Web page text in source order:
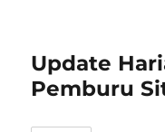
Update
Pemburu